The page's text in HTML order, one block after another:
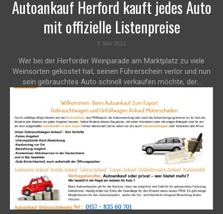
Autoankauf Herford kauft jedes Auto
mit offizielle Listenpreise
3. Mai 2022
Wer bei der Herforder Weinparade am Marktplatz zu viele
Weinsorten gekostet hat, seinen Führerschein verlor und nun
sein gebrauchtes Auto schnell verkaufen möchte, der...